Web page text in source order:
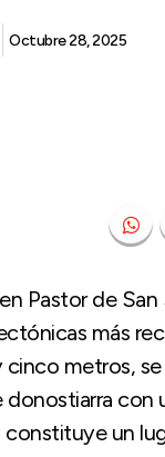
Octubre 28, 2025
Pastor de
más
metros,
donostiarra
un